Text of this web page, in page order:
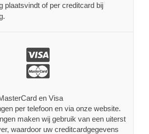
plaatsvindt of per creditcard bij
en Visa
per telefoon en via onze website.
maken wij gebruik van een uiterst
waardoor uw creditcardgegevens